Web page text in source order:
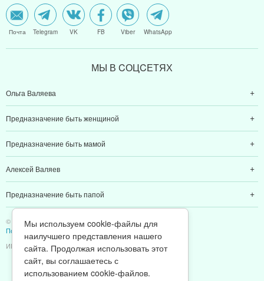
Почта Telegram VK FB Viber WhatsApp
МЫ В CОЦCЕТЯХ
Ольга Валяева
Предназначение быть женщиной
Предназначение быть мамой
Алексей Валяев
Предназначение быть папой
© 2011-2026 Предназначение быть Женщиной
Политика конфиденциальности
ИП Валяев А. В. | ИНН 380111808709
Мы используем cookie-файлы для
наилучшего представления нашего
сайта. Продолжая использовать этот
сайт, вы соглашаетесь с
использованием cookie-файлов.